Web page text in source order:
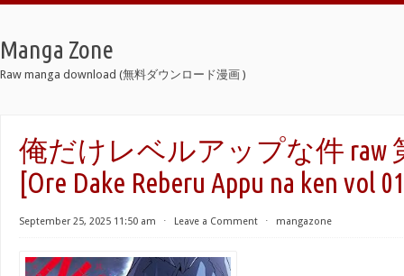
Manga Zone
Raw manga download (無料ダウンロード漫画 )
俺だけレベルアップな件 raw
[Ore Dake Reberu Appu na ken vol
September 25, 2025 11:50 am ⋅ Leave a Comment ⋅ mangazone